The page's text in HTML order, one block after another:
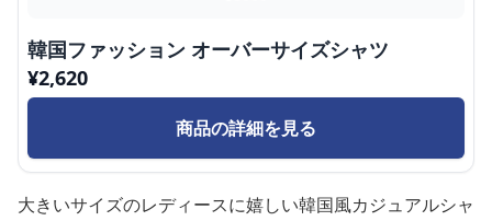
韓国ファッション オーバーサイズシャツ
¥2,620
商品の詳細を見る
大きいサイズのレディースに嬉しい韓国風カジュアルシャ